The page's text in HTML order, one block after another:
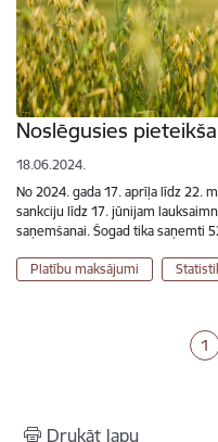
Noslēgusies
18.06.2024.
No 2024. gada 17. aprīļa līdz 22.
sankciju līdz 17. jūnijam
saņemšanai. Šogad tika saņemti
Platību maksājumi
1
Drukāt lapu